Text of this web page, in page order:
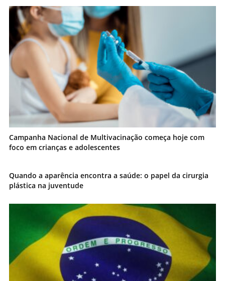
Campanha Nacional de Multivacinação começa hoje com
foco em crianças e adolescentes
Quando a aparência encontra a saúde: o papel da cirurgia
plástica na juventude